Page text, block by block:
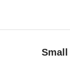
Small